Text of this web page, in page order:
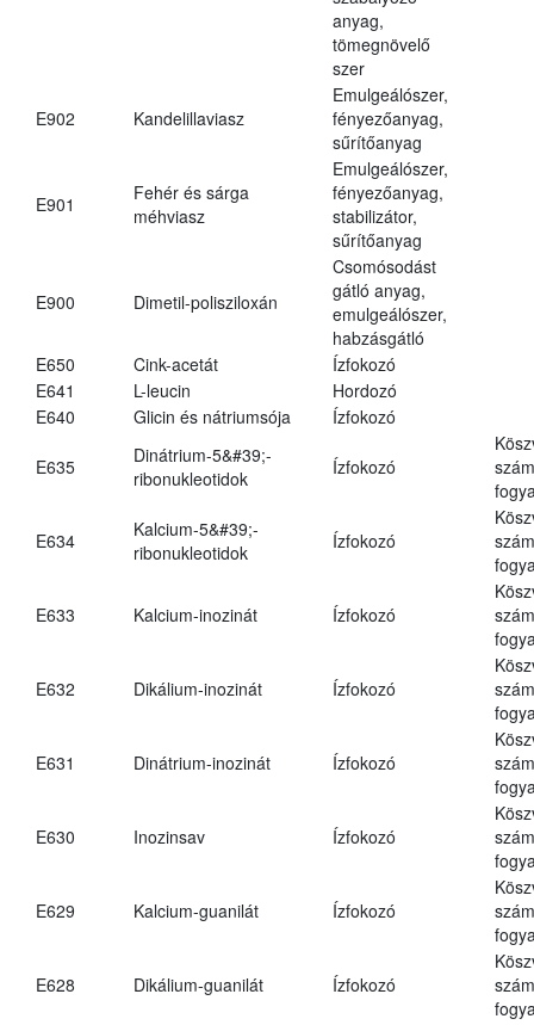
anyag,
tömegnövelő
szer
E902 Kandelillaviasz
Emulgeálószer,
fényezőanyag,
sűrítőanyag
E901
Fehér és sárga
méhviasz
Emulgeálószer,
fényezőanyag,
stabilizátor,
sűrítőanyag
E900 Dimetil-polisziloxán
Csomósodást
gátló anyag,
emulgeálószer,
habzásgátló
E650
Cink-acetát
Ízfokozó
E641
L-leucin
Hordozó
E640
Glicin és nátriumsója Ízfokozó
E635
Dinátrium-5&#39;-
ribonukleotidok
Ízfokozó
E634
Kalcium-5&#39;-
ribonukleotidok
Ízfokozó
E633 Kalcium-inozinát Ízfokozó
E632 Dikálium-inozinát Ízfokozó
E631 Dinátrium-inozinát Ízfokozó
E630 Inozinsav Ízfokozó
E629 Kalcium-guanilát Ízfokozó
E628 Dikálium-guanilát Ízfokozó